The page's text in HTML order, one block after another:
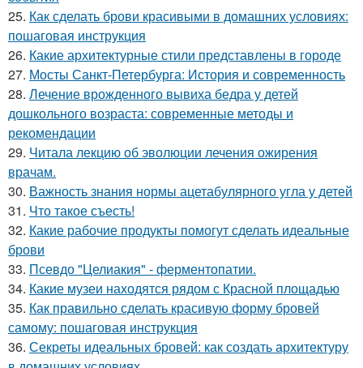
25. Как сделать брови красивыми в домашних условиях:
пошаговая инструкция
26. Какие архитектурные стили представлены в городе
27. Мосты Санкт-Петербурга: История и современность
28. Лечение врожденного вывиха бедра у детей
дошкольного возраста: современные методы и
рекомендации
29. Читала лекцию об эволюции лечения ожирения
врачам.
30. Важность знания нормы ацетабулярного угла у детей
31. Что такое съесть!
32. Какие рабочие продукты помогут сделать идеальные
брови
33. Псевдо "Целиакия" - ферментопатии.
34. Какие музеи находятся рядом с Красной площадью
35. Как правильно сделать красивую форму бровей
самому: пошаговая инструкция
36. Секреты идеальных бровей: как создать архитектуру